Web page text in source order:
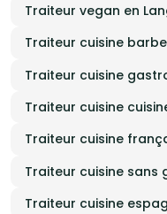
Traiteur vegan en
Traiteur cuisine sans
Traiteur cuisine